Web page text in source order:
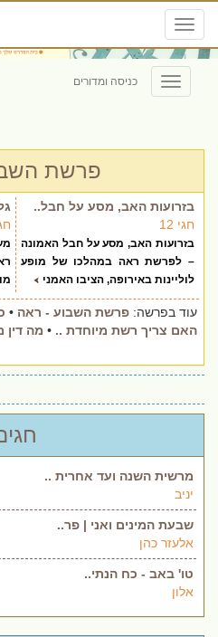
Toggle
navigation
Toggle
navigation
כניסה ומדורים
פרשת
בזרועות האב, מסע על חבל..
חגי 12
בזרועות האב, מסע על חבל האמונה
– לפרשת ראה במהלכו של מופע
לוליינות באירופה, הציבו האמני
עוד בפרשה: פרשת השבוע - ראה •
האם צריך רשת מיוחדת .. • מה
מרשית השנה ועד אחרית ..
יניב
שבעת המינים ואני | פר..
אלעזר כהן
טו' באב - כח הנתי..
אלון